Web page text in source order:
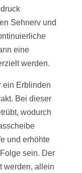
Sehnerv und
eine
werden.
ein Erblinden
Bei dieser
wodurch
und erhöhte
sein. Der
werden, allein